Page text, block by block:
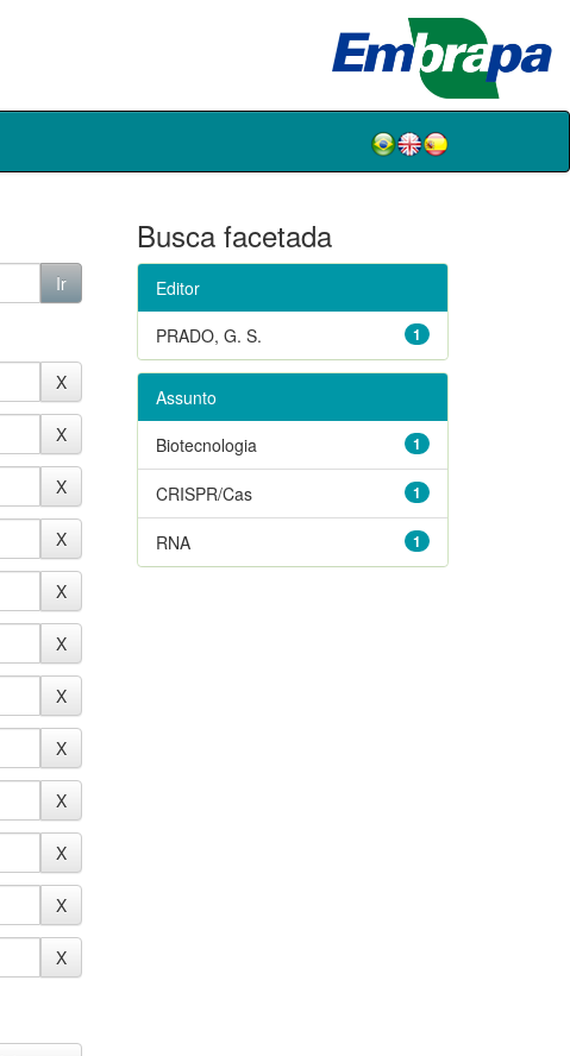
Busca facetada
Editor
1
PRADO, G. S.
Assunto
1
Biotecnologia
1
CRISPR/Cas
1
RNA